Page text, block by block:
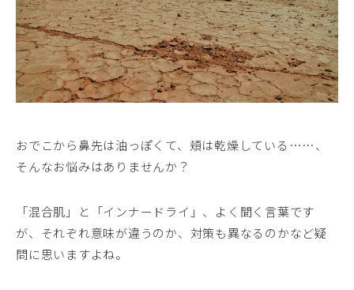
おでこから鼻先は油っぽくて、頬は乾燥している……、
そんなお悩みはありませんか？
「混合肌」と「インナードライ」、よく聞く言葉です
が、それぞれ意味が違うのか、対策も異なるのかなど疑
問に思いますよね。